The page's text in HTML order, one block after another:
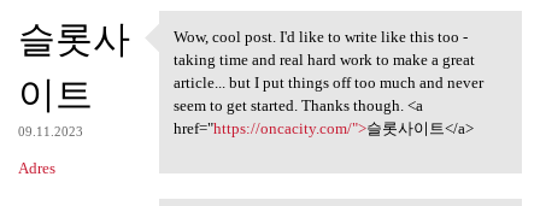
슬롯사
이트
09.11.2023
Adres
Wow, cool post. I'd like to
Wow, cool post. I'd like to write like this too -
taking time and real hard work to make a great
article... but I put things off too much and never
seem to get started. Thanks though. <a
href="https://oncacity.com/">슬롯사이트</a>